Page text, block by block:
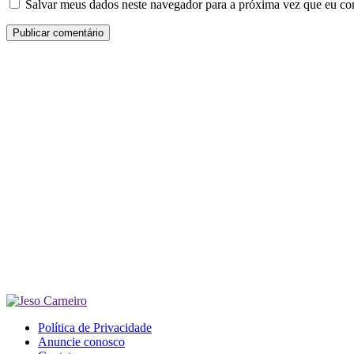
Salvar meus dados neste navegador para a próxima vez que eu
Política de Privacidade
Anuncie conosco